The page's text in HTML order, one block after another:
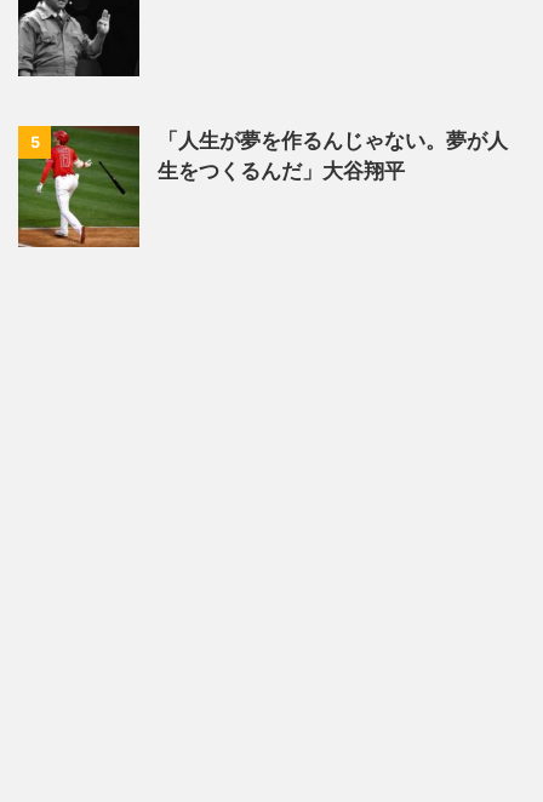
5
「人生が夢を作るんじゃない。夢が人
生をつくるんだ」大谷翔平